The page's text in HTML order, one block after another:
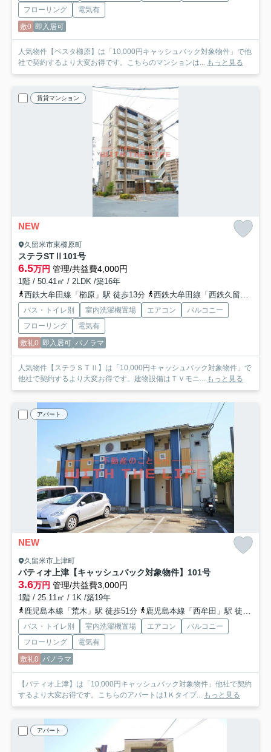
フローリング
電気有
敷0 即入居可
人気物件【ベスタ櫛原】は「10,000円キャッシュバック対象物件」で他
社で契約するより大変お得です。こちらのマンションは... もっと見る
賃貸マンション
NEW
久留米市東櫛原町
ステラSTⅡ 101号
6.5万円 管理/共益費4,000円
1階 / 50.41㎡ / 2LDK /築16年
西鉄大牟田線「櫛原」駅 徒歩13分
西鉄大牟田線「西鉄久留米」駅 徒歩23分
バス・トイレ別 室内洗濯機置場 エアコン
バルコニー
フローリング
電気有
敷礼0 即入居可 パノラマ
人気物件【ステラＳＴⅡ】は「10,000円キャッシュバック対象物件」で
他社で契約するより大変お得です。建物設備はＴＶモニ... もっと見る
アパート
NEW
久留米市上津町
パティオ上津【キャッシュバック対象物件】 101号
3.6万円 管理/共益費3,000円
1階 / 25.11㎡ / 1K /築19年
鹿児島本線「荒木」駅 徒歩51分
鹿児島本線「西牟田」駅 徒歩75分
バス・トイレ別 室内洗濯機置場 エアコン
バルコニー
フローリング
電気有
敷礼0 パノラマ
【パティオ上津】は「10,000円キャッシュバック対象物件」他社で契約
するより大変お得です。こちらのアパートは1Ｋタイプ... もっと見る
アパート